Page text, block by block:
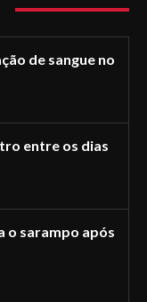
de sangue no
entre os dias
o sarampo após